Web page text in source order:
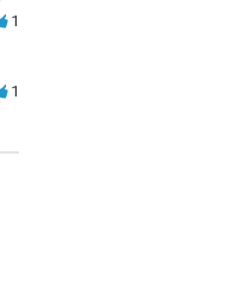
1
1